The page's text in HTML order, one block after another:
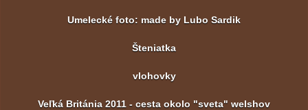
Umelecké foto: made by Lubo Sardik
Šteniatka
vlohovky
Veľká Británia 2011 - cesta okolo "sveta" welshov